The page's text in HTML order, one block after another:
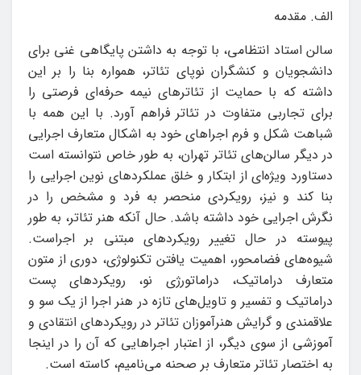
الف. مقدمه
سالن‌ استاد انتظامی، با توجه به داشتن پایگاهی غنی برای
دانشجویان و کنشگران نوپای تئاتر، همواره بنا را بر این
داشته که با حمایت از تئاترهای نیمه حرفه‌ای فرصتی را
برای تجاربی متفاوت در تئاتر فراهم آورد. با این همه با
شباهت شکل و فرم اجراهای خود به اشکال متعارف اجرایی
در دیگر سالن‌های تئاتر تهران، به طور خاص نتوانسته است
دستاورد ویژه‌ای از ابتکار و خلق عملکردهای نوین اجرایی را
بنا کند و نیز، رویکردی منحصر به فرد و مشخص را در
نگرش اجرایی خود داشته باشد. حال آنکه هنر تئاتر، به طور
پیوسته در حال تغییر رویکردهای مبتنی بر اجراست.
شیوه‌های فضامحور، اهمیت یافتن تکنولوژی، دوری از متون
متعارف دراماتیک، دراماتورژی نو، رویکردهای پست
دراماتیک و تفسیر و تاویل‌های تازه در هنر اجرا از یک سو و
علاقمندی و گرایش هنرآموزان تئاتر در رویکردهای انتقادی و
آموزشی از سوی دیگر، از اعتبار اجراهایی که آن را در اینجا
به اختصار تئاتر متعارف بر صحنه می‌نامیم، کاسته است.